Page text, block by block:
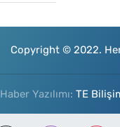
Copyright © 2022. Her
Haber Yazılımı: TE